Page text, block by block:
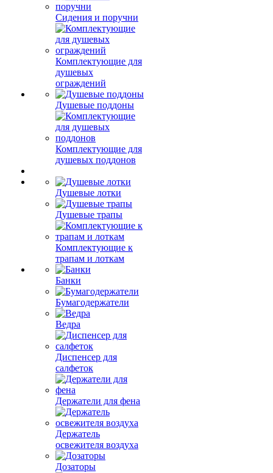
Сидения и поручни
Комплектующие для
душевых
ограждений
Душевые поддоны
Комплектующие для
душевых поддонов
Душевые лотки
Душевые трапы
Комплектующие к
трапам и лоткам
Банки
Бумагодержатели
Ведра
Диспенсер для
салфеток
Держатели для фена
Держатель
освежителя воздуха
Дозаторы